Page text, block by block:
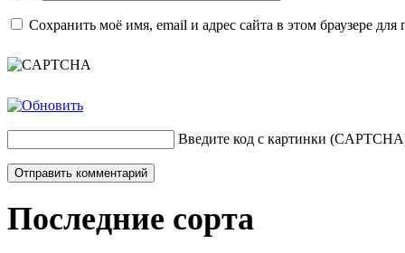
Сохранить моё имя, email и адрес сайта в этом браузере
Введите код с картинки
Последние сорта